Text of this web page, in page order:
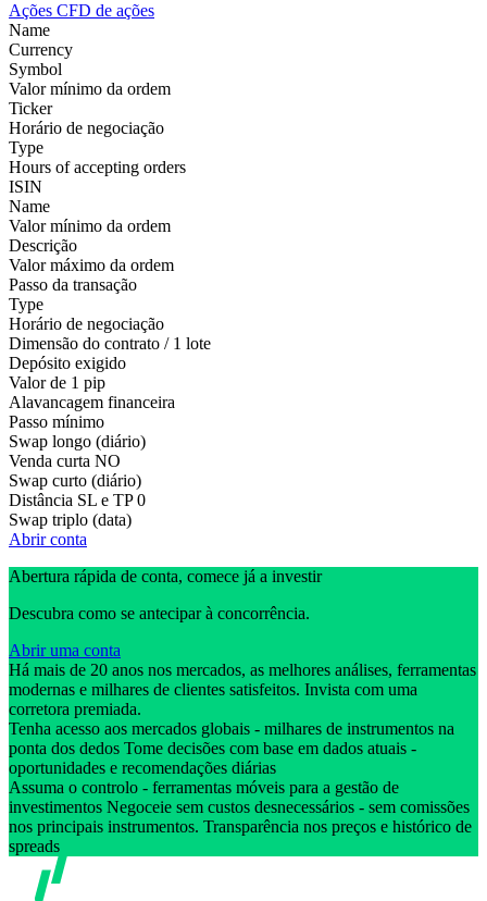
Ações CFD de ações
Name
Currency
Symbol
Valor mínimo da ordem
Ticker
Horário de negociação
Type
Hours of accepting orders
ISIN
Name
Valor mínimo da ordem
Descrição
Valor máximo da ordem
Passo da transação
Type
Horário de negociação
Dimensão do contrato / 1 lote
Depósito exigido
Valor de 1 pip
Alavancagem financeira
Passo mínimo
Swap longo (diário)
Venda curta NO
Swap curto (diário)
Distância SL e TP 0
Swap triplo (data)
Abrir conta
Abertura rápida de conta, comece já a investir
Descubra como se antecipar à concorrência.
Abrir uma conta
Há mais de 20 anos nos mercados, as melhores análises, ferramentas
modernas e milhares de clientes satisfeitos. Invista com uma
corretora premiada.
Tenha acesso aos mercados globais - milhares de instrumentos na
ponta dos dedos Tome decisões com base em dados atuais -
oportunidades e recomendações diárias
Assuma o controlo - ferramentas móveis para a gestão de
investimentos Negoceie sem custos desnecessários - sem comissões
nos principais instrumentos. Transparência nos preços e histórico de
spreads